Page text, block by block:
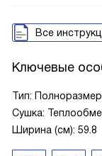
Все
Ключевые
Тип:
Сушка:
Ширина (см): 59.8